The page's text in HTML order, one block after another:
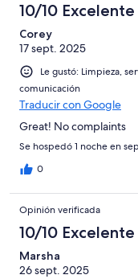
10/10 Excelente
Corey
17 sept. 2025
Le gustó: Limpieza,
comunicación
Traducir con Google
Great! No complaints
Se hospedó 1 noche en
0
Opinión verificada
10/10 Excelente
Marsha
26 sept. 2025